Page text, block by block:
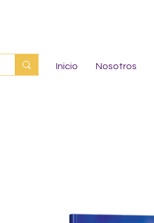
Inicio Nosotros